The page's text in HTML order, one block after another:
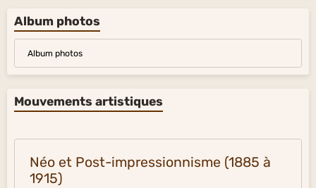
Album photos
Album photos
Mouvements artistiques
Néo et Post-impressionnisme (1885 à
1915)